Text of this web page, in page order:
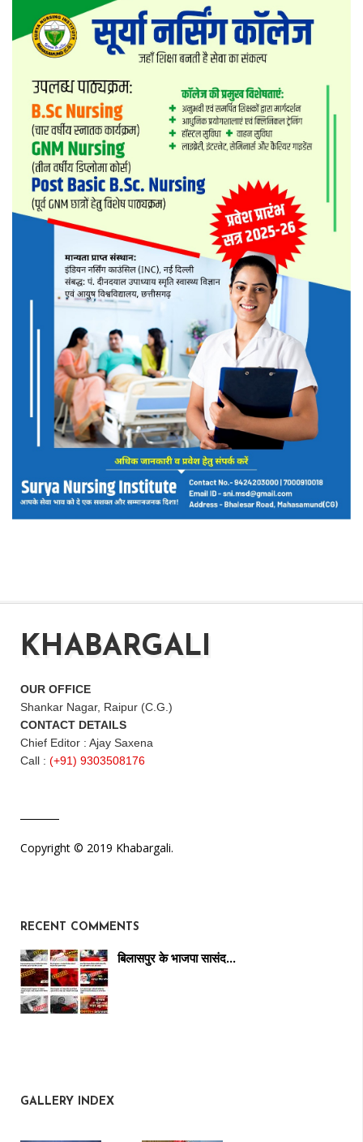
KHABARGALI
OUR OFFICE
Shankar Nagar, Raipur (C.G.)
CONTACT DETAILS
Chief Editor : Ajay Saxena
Call : (+91) 9303508176
Copyright © 2019 Khabargali.
RECENT COMMENTS
बिलासपुर के भाजपा सासंद…
GALLERY INDEX